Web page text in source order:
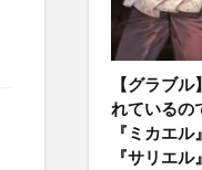
【グラブ
れているの
『ミカエ
『サリエ